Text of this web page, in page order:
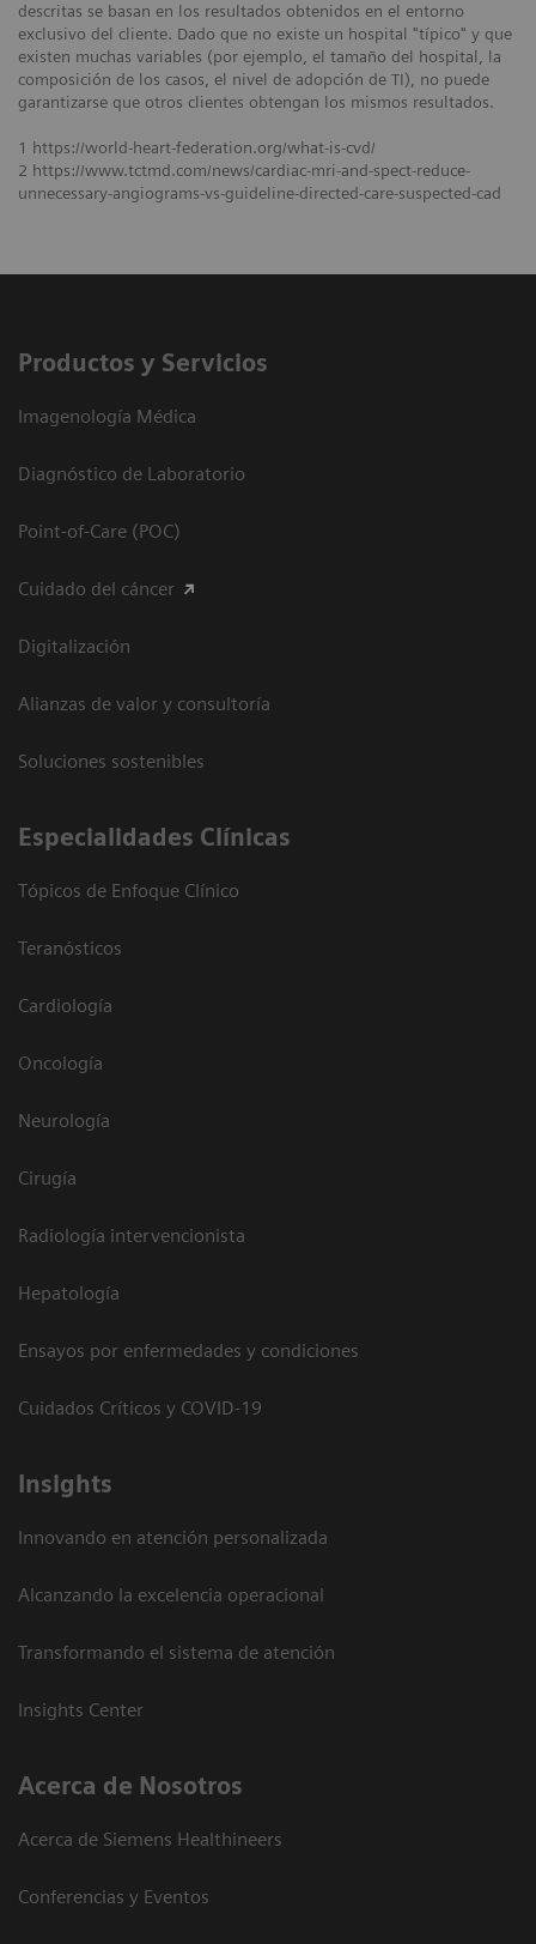
descritas se basan en los resultados obtenidos en el entorno
exclusivo del cliente. Dado que no existe un hospital "típico" y que
existen muchas variables (por ejemplo, el tamaño del hospital, la
composición de los casos, el nivel de adopción de TI), no puede
garantizarse que otros clientes obtengan los mismos resultados.
1 https://world-heart-federation.org/what-is-cvd/
2 https://www.tctmd.com/news/cardiac-mri-and-spect-reduce-
unnecessary-angiograms-vs-guideline-directed-care-suspected-cad
Productos y Servicios
Imagenología Médica
Diagnóstico de Laboratorio
Point-of-Care (POC)
Cuidado del cáncer
Digitalización
Alianzas de valor y consultoría
Soluciones sostenibles
Especialidades Clínicas
Tópicos de Enfoque Clínico
Teranósticos
Cardiología
Oncología
Neurología
Cirugía
Radiología intervencionista
Hepatología
Ensayos por enfermedades y condiciones
Cuidados Críticos y COVID-19
Insights
Innovando en atención personalizada
Alcanzando la excelencia operacional
Transformando el sistema de atención
Insights Center
Acerca de Nosotros
Acerca de Siemens Healthineers
Conferencias y Eventos